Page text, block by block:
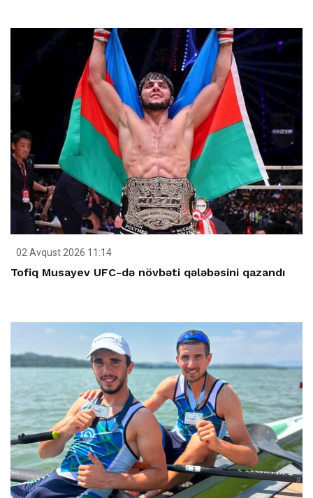
02 Avqust 2026 11:14
Tofiq Musayev UFC-də növbəti qələbəsini qazandı